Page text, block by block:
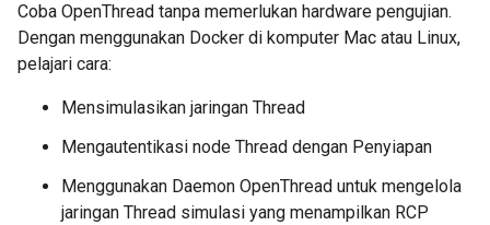
Coba OpenThread tanpa memerlukan hardware pengujian.
Dengan menggunakan Docker di komputer Mac atau Linux,
pelajari cara:
Mensimulasikan jaringan Thread
Mengautentikasi node Thread dengan Penyiapan
Menggunakan Daemon OpenThread untuk mengelola
jaringan Thread simulasi yang menampilkan RCP